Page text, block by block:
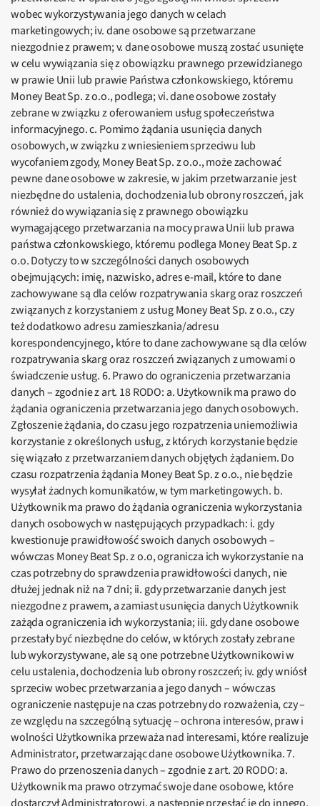
wobec wykorzystywania jego danych w celach
marketingowych; iv. dane osobowe są przetwarzane
niezgodnie z prawem; v. dane osobowe muszą zostać usunięte
w celu wywiązania się z obowiązku prawnego przewidzianego
w prawie Unii lub prawie Państwa członkowskiego, któremu
Money Beat Sp. z o.o., podlega; vi. dane osobowe zostały
zebrane w związku z oferowaniem usług społeczeństwa
informacyjnego. c. Pomimo żądania usunięcia danych
osobowych, w związku z wniesieniem sprzeciwu lub
wycofaniem zgody, Money Beat Sp. z o.o., może zachować
pewne dane osobowe w zakresie, w jakim przetwarzanie jest
niezbędne do ustalenia, dochodzenia lub obrony roszczeń, jak
również do wywiązania się z prawnego obowiązku
wymagającego przetwarzania na mocy prawa Unii lub prawa
państwa członkowskiego, któremu podlega Money Beat Sp. z
o.o. Dotyczy to w szczególności danych osobowych
obejmujących: imię, nazwisko, adres e-mail, które to dane
zachowywane są dla celów rozpatrywania skarg oraz roszczeń
związanych z korzystaniem z usług Money Beat Sp. z o.o., czy
też dodatkowo adresu zamieszkania/adresu
korespondencyjnego, które to dane zachowywane są dla celów
rozpatrywania skarg oraz roszczeń związanych z umowami o
świadczenie usług. 6. Prawo do ograniczenia przetwarzania
danych – zgodnie z art. 18 RODO: a. Użytkownik ma prawo do
żądania ograniczenia przetwarzania jego danych osobowych.
Zgłoszenie żądania, do czasu jego rozpatrzenia uniemożliwia
korzystanie z określonych usług, z których korzystanie będzie
się wiązało z przetwarzaniem danych objętych żądaniem. Do
czasu rozpatrzenia żądania Money Beat Sp. z o.o., nie będzie
wysyłał żadnych komunikatów, w tym marketingowych. b.
Użytkownik ma prawo do żądania ograniczenia wykorzystania
danych osobowych w następujących przypadkach: i. gdy
kwestionuje prawidłowość swoich danych osobowych –
wówczas Money Beat Sp. z o.o, ogranicza ich wykorzystanie na
czas potrzebny do sprawdzenia prawidłowości danych, nie
dłużej jednak niż na 7 dni; ii. gdy przetwarzanie danych jest
niezgodne z prawem, a zamiast usunięcia danych Użytkownik
zażąda ograniczenia ich wykorzystania; iii. gdy dane osobowe
przestały być niezbędne do celów, w których zostały zebrane
lub wykorzystywane, ale są one potrzebne Użytkownikowi w
celu ustalenia, dochodzenia lub obrony roszczeń; iv. gdy wniósł
sprzeciw wobec przetwarzania a jego danych – wówczas
ograniczenie następuje na czas potrzebny do rozważenia, czy –
ze względu na szczególną sytuację – ochrona interesów, praw i
wolności Użytkownika przeważa nad interesami, które realizuje
Administrator, przetwarzając dane osobowe Użytkownika. 7.
Prawo do przenoszenia danych – zgodnie z art. 20 RODO: a.
Użytkownik ma prawo otrzymać swoje dane osobowe, które